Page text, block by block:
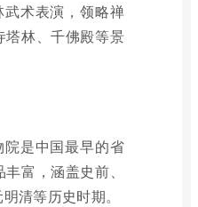
术表演，领略禅
塔林、千佛殿等景
院是中国最早的省
富，涵盖史前、
清等历史时期。